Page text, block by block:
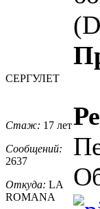
СЕРГУЛЕТ
Стаж: 17 лет
Сообщений:
2637
Откуда: LA
ROMANA